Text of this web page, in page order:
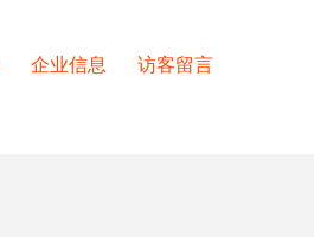
企业信息 访客留言